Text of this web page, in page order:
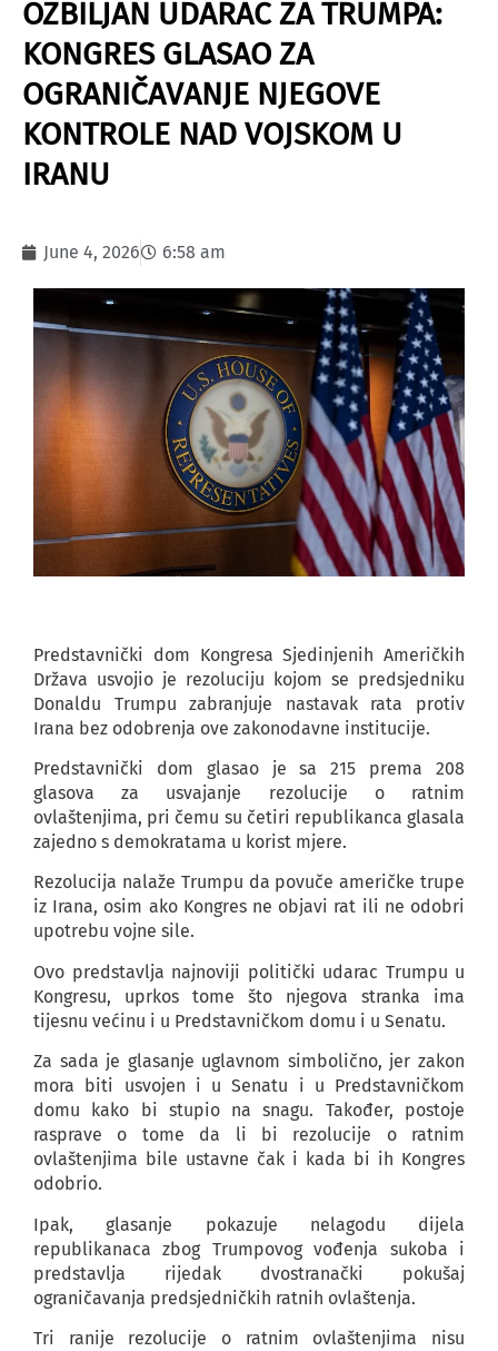
OZBILJAN UDARAC ZA TRUMPA:
KONGRES GLASAO ZA
OGRANIČAVANJE NJEGOVE
KONTROLE NAD VOJSKOM U
IRANU
June 4, 2026 6:58 am
Predstavnički dom Kongresa Sjedinjenih Američkih
Država usvojio je rezoluciju kojom se predsjedniku
Donaldu Trumpu zabranjuje nastavak rata protiv
Irana bez odobrenja ove zakonodavne institucije.
Predstavnički dom glasao je sa 215 prema 208
glasova za usvajanje rezolucije o ratnim
ovlaštenjima, pri čemu su četiri republikanca glasala
zajedno s demokratama u korist mjere.
Rezolucija nalaže Trumpu da povuče američke trupe
iz Irana, osim ako Kongres ne objavi rat ili ne odobri
upotrebu vojne sile.
Ovo predstavlja najnoviji politički udarac Trumpu u
Kongresu, uprkos tome što njegova stranka ima
tijesnu većinu i u Predstavničkom domu i u Senatu.
Za sada je glasanje uglavnom simbolično, jer zakon
mora biti usvojen i u Senatu i u Predstavničkom
domu kako bi stupio na snagu. Također, postoje
rasprave o tome da li bi rezolucije o ratnim
ovlaštenjima bile ustavne čak i kada bi ih Kongres
odobrio.
Ipak, glasanje pokazuje nelagodu dijela
republikanaca zbog Trumpovog vođenja sukoba i
predstavlja rijedak dvostranački pokušaj
ograničavanja predsjedničkih ratnih ovlaštenja.
Tri ranije rezolucije o ratnim ovlaštenjima nisu